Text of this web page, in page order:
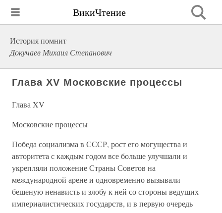
ВикиЧтение
История помнит
Докучаев Михаил Степанович
Глава XV Московские процессы
Глава XV
Московские процессы
Победа социализма в СССР, рост его могущества и
авторитета с каждым годом все больше улучшали и
укрепляли положение Страны Советов на
международной арене и одновременно вызывали
бешеную ненависть и злобу к ней со стороны ведущих
империалистических государств, и в первую очередь